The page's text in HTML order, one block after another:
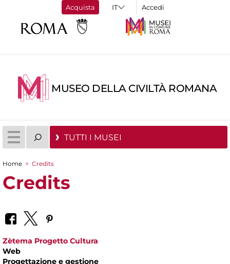
Acquista Accedi
MUSEO DELLA CIVILTÀ ROMANA
TUTTI I MUSEI
Tu sei qui
Home > Credits
Credits
Zètema Progetto Cultura
Web
Progettazione e gestione